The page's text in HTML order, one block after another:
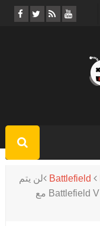
Battlefield
لن يتم
إصدار طور Grand Operations فى لعبة Battlefield V مع